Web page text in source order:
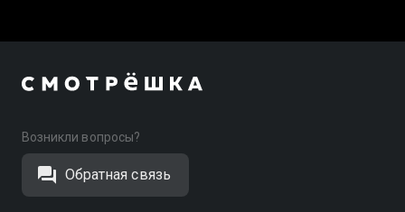
Возникли вопросы?
Обратная связь